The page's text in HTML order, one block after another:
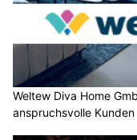
Weltew Diva Home
anspruchsvolle Kunden